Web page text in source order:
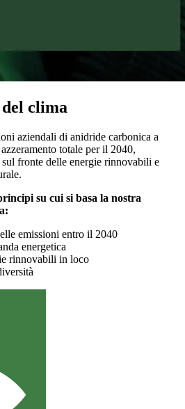
clima
aziendali di anidride carbonica a
totale per il 2040,
fronte delle energie rinnovabili e
su cui si basa la nostra
emissioni entro il 2040
energetica
rinnovabili in loco